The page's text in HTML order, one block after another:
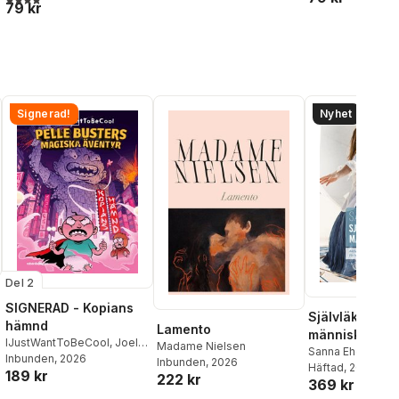
röster:
79 kr
Signerad!
Del 2
SIGNERAD - Kopians
hämnd
IJustWantToBeCool, Joel
Adolphson,Emil Ejdemo
Beer ,Victor Beer
Inbunden, 2026
189 kr
Lamento
Madame Nielsen
Inbunden, 2026
222 kr
Nyhet
Självläkande
människan
Sanna Ehdin
Häftad, 2026
369 kr